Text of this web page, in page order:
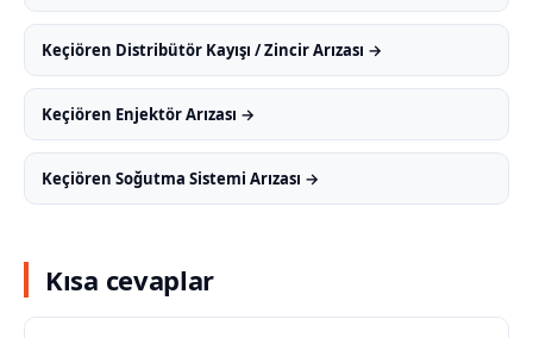
Keçiören Distribütör Kayışı / Zincir Arızası →
Keçiören Enjektör Arızası →
Keçiören Soğutma Sistemi Arızası →
Kısa cevaplar